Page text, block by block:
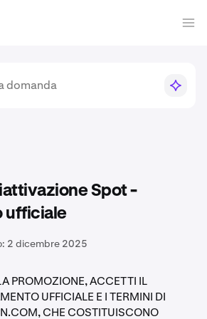
Spot -
ufficiale
2 dicembre 2025
PROMOZIONE, ACCETTI IL
UFFICIALE E I TERMINI DI
CHE COSTITUISCONO